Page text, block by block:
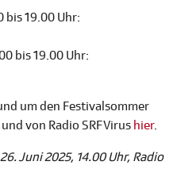
bis 19.00 Uhr:
bis 19.00 Uhr:
um den Festivalsommer
und von Radio SRF Virus hier.
Juni 2025, 14.00 Uhr, Radio